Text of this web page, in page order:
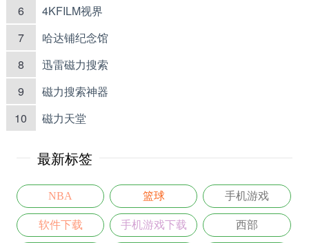
6
4KFILM视界
7
哈达铺纪念馆
8
迅雷磁力搜索
9
磁力搜索神器
10
磁力天堂
最新标签
NBA 篮球 手机游戏
软件下载 手机游戏下载 西部